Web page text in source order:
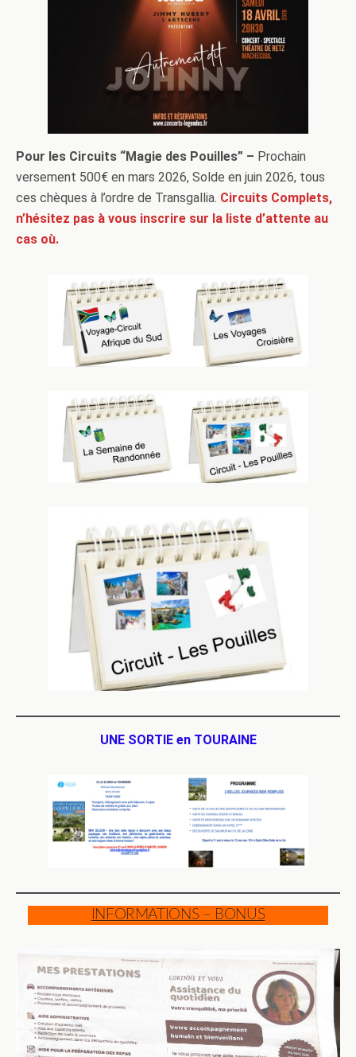
Pour les Circuits “Magie des Pouilles” – Prochain
versement 500€ en mars 2026, Solde en juin 2026, tous
ces chèques à l’ordre de Transgallia. Circuits Complets,
n’hésitez pas à vous inscrire sur la liste d’attente au
cas où.
UNE SORTIE en TOURAINE
INFORMATIONS – BONUS